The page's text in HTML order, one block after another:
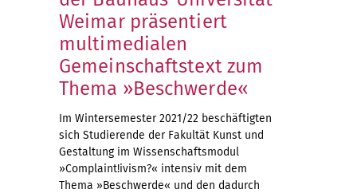
Weimar präsentiert
multimedialen
Gemeinschaftstext zum
Thema »Beschwerde«
Im Wintersemester 2021/22 beschäftigten
sich Studierende der Fakultät Kunst und
Gestaltung im Wissenschaftsmodul
»Complaint!ivism?« intensiv mit dem
Thema »Beschwerde« und den dadurch